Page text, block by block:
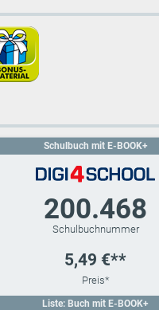
Liste: Buch mit E-BOOK+
Schulbuch mit E-BOOK+
200.468
5,49 €**